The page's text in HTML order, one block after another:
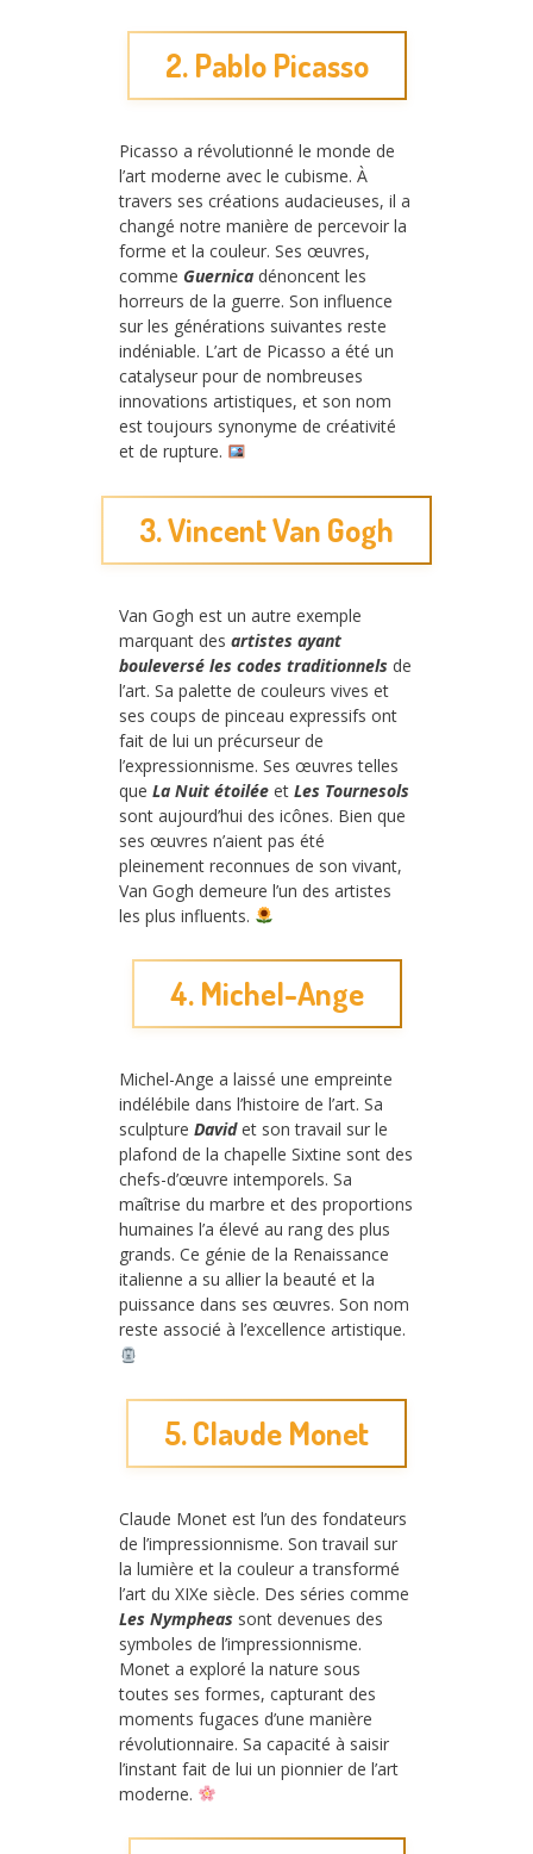
2. Pablo Picasso
Picasso a révolutionné le monde de
l’art moderne avec le cubisme. À
travers ses créations audacieuses, il a
changé notre manière de percevoir la
forme et la couleur. Ses œuvres,
comme Guernica dénoncent les
horreurs de la guerre. Son influence
sur les générations suivantes reste
indéniable. L’art de Picasso a été un
catalyseur pour de nombreuses
innovations artistiques, et son nom
est toujours synonyme de créativité
et de rupture.
3. Vincent Van Gogh
Van Gogh est un autre exemple
marquant des artistes ayant
bouleversé les codes traditionnels de
l’art. Sa palette de couleurs vives et
ses coups de pinceau expressifs ont
fait de lui un précurseur de
l’expressionnisme. Ses œuvres telles
que La Nuit étoilée et Les Tournesols
sont aujourd’hui des icônes. Bien que
ses œuvres n’aient pas été
pleinement reconnues de son vivant,
Van Gogh demeure l’un des artistes
les plus influents.
4. Michel-Ange
Michel-Ange a laissé une empreinte
indélébile dans l’histoire de l’art. Sa
sculpture Davidet son travail sur le
plafond de la chapelle Sixtine sont des
chefs-d’œuvre intemporels. Sa
maîtrise du marbre et des proportions
humaines l’a élevé au rang des plus
grands. Ce génie de la Renaissance
italienne a su allier la beauté et la
puissance dans ses œuvres. Son nom
reste associé à l’excellence artistique.
5. Claude Monet
Claude Monet est l’un des fondateurs
de l’impressionnisme. Son travail sur
la lumière et la couleur a transformé
l’art du XIXe siècle. Des séries comme
Les Nympheas sont devenues des
symboles de l’impressionnisme.
Monet a exploré la nature sous
toutes ses formes, capturant des
moments fugaces d’une manière
révolutionnaire. Sa capacité à saisir
l’instant fait de lui un pionnier de l’art
moderne.